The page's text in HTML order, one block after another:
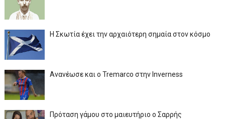
Η Σκωτία έχει την αρχαιότερη σημαία στον κόσμο
Ανανέωσε και ο Tremarco στην Inverness
Πρόταση γάμου στο μαιευτήριο ο Σαρρής